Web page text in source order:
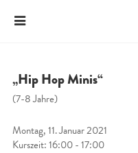
„Hip Hop Minis“
(7-8 Jahre)
Montag, 11. Januar 2021
Kurszeit: 16:00 - 17:00